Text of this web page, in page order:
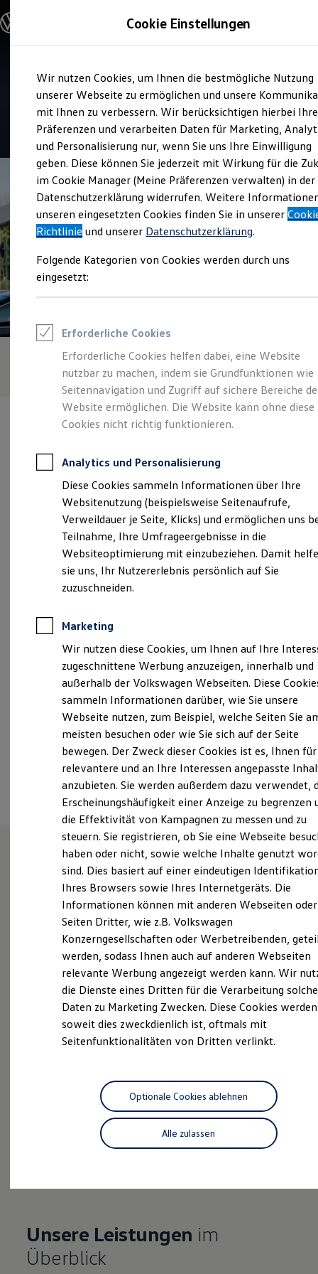
Hauptinhalt
springen
Footer
springen
Modelle und Konfigurator
Modelle vergleichen
Elektroautos
ENERGY Sondermodelle
Nutzfahrzeuge
SUV und CUV
Familienautos
Kombis
Kompaktwagen
Sportwagen
Schnell verfügbare Fahrzeuge
Angebote und Produkte
Aktuelle Angebote
E-Auto-Förderung
Volkswagen Marktplatz
Junge Gebrauchtwagen und Gebrauchtwagen
Volkswagen Zertifizierte Gebrauchtwagen
Zubehör- und Serviceangebote
Leasing
Leasing-Angebote
Gebrauchtwagen Leasing
Junge Gebrauchtwagen-Leasing
Elektroauto Leasing
Kleinwagen-Leasing
Leasing ohne Anzahlung
Finanzierung
Kfz-Versicherung
Restschuldversicherungen
Garantien
Wartungsverträge
Geschäftskunden
Professional Class bei Volkswagen
Großkunden
Behörden
Direktkunden
Sonderfahrzeuge
Anpfiff zum Gewinn
Elektroautos
ID. Tutorials
Elektrofahrzeugkonzepte
Reichweite
Reichweite der ID. Modelle
Reichweite im Winter
Laden
Laden unterwegs
Laden Zuhause
Ladestationen finden
Ladezeitensimulator
Batterie
Sicherheit
Garantie und Lebensdauer
Nachhaltigkeit
Technologie
Kosten und Kauf
Verbrauchskosten
Kaufoptionen
E-Auto-Förderung
Software und Konnektivität
ID. Software Versionen und Updates
Digitale Extras
Schnittstellen zu Ihrem ID.
Hybridautos
Marke und Erlebnis
Volkswagen R und R Experience
R-Modelle
Driving Experience
Volkswagen entdecken
Lifestyle Shop
T-Roc Kollektion
Golf Kollektion
ID. Kollektion
Volkswagen Kollektion
R-Kollektion
Software Updates
Service und Ersatzteile
Inspektion und HU/AU
Verkauf und Service
Autohaus Fisser und Scheers
4.8| 179 Bewertungen
Verantwortlich für die Inhalte auf dieser Seite ist die Fisser &
Scheers GmbH & Co. KG (Impressum & Rechtliches)
Borschelstraße 4, 47551 Bedburg-Hau
info@fisser-scheers.de
Montag
Sonntag
Geschlossen
Ansprechpartner
Wie können wir
Ihnen weiterhelfen?
Probefahrt vereinbaren
Serviceanfrage stellen
Unsere Leistungen im
Überblick
Cookie Einstellungen
Wir nutzen Cookies, um Ihnen die bestmögliche Nutzung
unserer Webseite zu ermöglichen und unsere
mit Ihnen zu verbessern. Wir berücksichtigen hierbei Ihre
Präferenzen und verarbeiten Daten für Marketing,
und Personalisierung nur, wenn Sie uns Ihre Einwilligung
geben. Diese können Sie jederzeit mit Wirkung für die
im Cookie Manager (Meine Präferenzen verwalten) in der
Datenschutzerklärung widerrufen. Weitere
unseren eingesetzten Cookies finden Sie in unserer
Richtlinie und unserer Datenschutzerklärung.
Folgende Kategorien von Cookies werden durch uns
eingesetzt:
Erforderliche Cookies
Erforderliche Cookies helfen dabei, eine Website
nutzbar zu machen, indem sie Grundfunktionen wie
Seitennavigation und Zugriff auf sichere Bereiche
Website ermöglichen. Die Website kann ohne diese
Cookies nicht richtig funktionieren.
Analytics und Personalisierung
Diese Cookies sammeln Informationen über Ihre
Websitenutzung (beispielsweise Seitenaufrufe,
Verweildauer je Seite, Klicks) und ermöglichen uns
Teilnahme, Ihre Umfrageergebnisse in die
Websiteoptimierung mit einzubeziehen. Damit
sie uns, Ihr Nutzererlebnis persönlich auf Sie
zuzuschneiden.
Marketing
Wir nutzen diese Cookies, um Ihnen auf Ihre
zugeschnittene Werbung anzuzeigen, innerhalb und
außerhalb der Volkswagen Webseiten. Diese
sammeln Informationen darüber, wie Sie unsere
Webseite nutzen, zum Beispiel, welche Seiten Sie
meisten besuchen oder wie Sie sich auf der Seite
bewegen. Der Zweck dieser Cookies ist es, Ihnen für
relevantere und an Ihre Interessen angepasste
anzubieten. Sie werden außerdem dazu verwendet,
Erscheinungshäufigkeit einer Anzeige zu begrenzen
die Effektivität von Kampagnen zu messen und zu
steuern. Sie registrieren, ob Sie eine Webseite
haben oder nicht, sowie welche Inhalte genutzt
sind. Dies basiert auf einer eindeutigen
Ihres Browsers sowie Ihres Internetgeräts. Die
Informationen können mit anderen Webseiten oder
Seiten Dritter, wie z.B. Volkswagen
Konzerngesellschaften oder Werbetreibenden,
werden, sodass Ihnen auch auf anderen Webseiten
relevante Werbung angezeigt werden kann. Wir
die Dienste eines Dritten für die Verarbeitung
Daten zu Marketing Zwecken. Diese Cookies
soweit dies zweckdienlich ist, oftmals mit
Seitenfunktionalitäten von Dritten verlinkt.
Alle zulassen
Optionale Cookies ablehnen